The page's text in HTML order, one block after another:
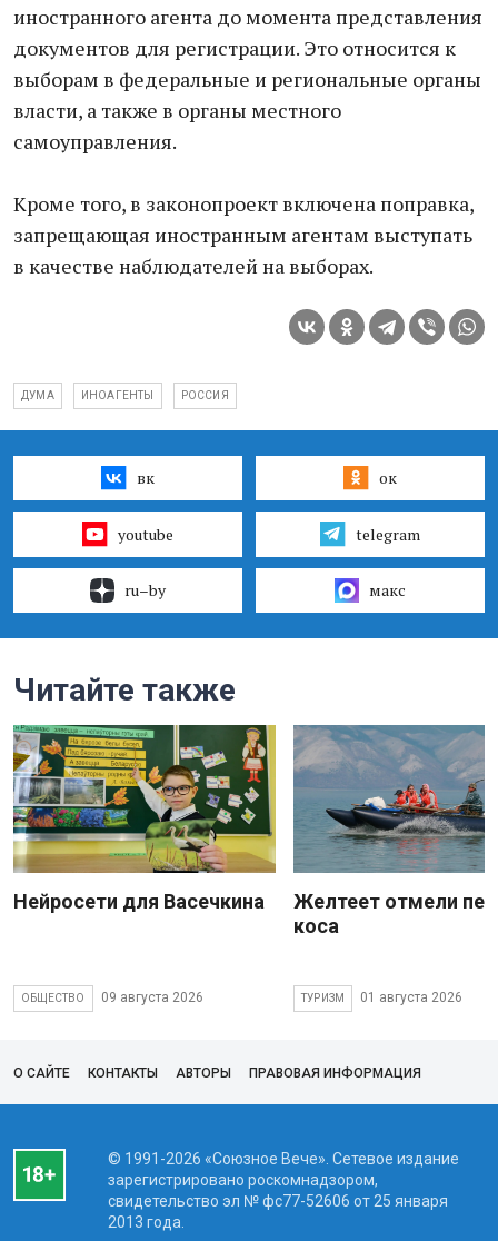
иностранного агента до момента представления
документов для регистрации. Это относится к
выборам в федеральные и региональные органы
власти, а также в органы местного
самоуправления.
Кроме того, в законопроект включена поправка,
запрещающая иностранным агентам выступать
в качестве наблюдателей на выборах.
ДУМА ИНОАГЕНТЫ РОССИЯ
вк ок
youtube telegram
ru–by макс
Читайте также
Нейросети для Васечкина
ОБЩЕСТВО 09 августа 2026
Желтеет отмели
коса
ТУРИЗМ 01 августа 2026
О САЙТЕ КОНТАКТЫ АВТОРЫ ПРАВОВАЯ ИНФОРМАЦИЯ
© 1991-2026 «Союзное Вече». Сетевое издание
зарегистрировано роскомнадзором,
свидетельство эл № фc77-52606 от 25 января
2013 года.